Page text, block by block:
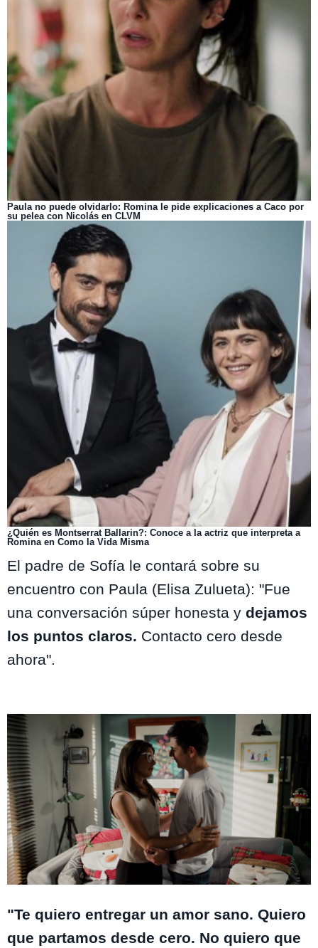
Paula no puede olvidarlo: Romina le pide explicaciones a Caco por
su pelea con Nicolás en CLVM
¿Quién es Montserrat Ballarin?: Conoce a la actriz que interpreta a
Romina en Como la Vida Misma
El padre de Sofía le contará sobre su
encuentro con Paula (Elisa Zulueta): "Fue
una conversación súper honesta y dejamos
los puntos claros. Contacto cero desde
ahora".
"Te quiero entregar un amor sano. Quiero
que partamos desde cero. No quiero que